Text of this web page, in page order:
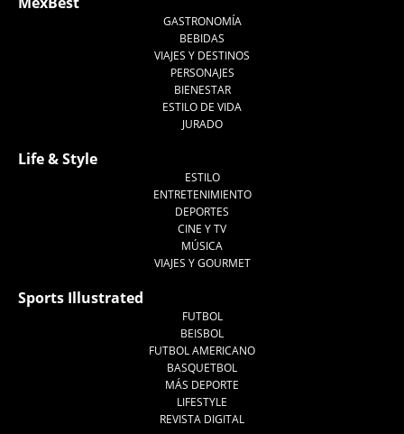
GASTRONOMÍA
BEBIDAS
VIAJES Y DESTINOS
PERSONAJES
BIENESTAR
ESTILO DE VIDA
JURADO
Life & Style
ESTILO
ENTRETENIMIENTO
DEPORTES
CINE Y TV
MÚSICA
VIAJES Y GOURMET
Sports Illustrated
FUTBOL
BEISBOL
FUTBOL AMERICANO
BASQUETBOL
MÁS DEPORTE
LIFESTYLE
REVISTA DIGITAL